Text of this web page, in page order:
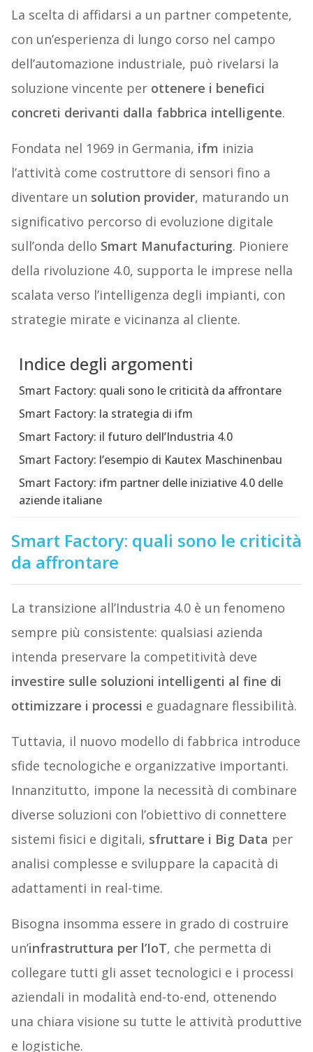
La scelta di affidarsi a un partner competente,
con un’esperienza di lungo corso nel campo
dell’automazione industriale, può rivelarsi la
soluzione vincente per ottenere i benefici
concreti derivanti dalla fabbrica intelligente.
Fondata nel 1969 in Germania, ifm inizia
l’attività come costruttore di sensori fino a
diventare un solution provider, maturando un
significativo percorso di evoluzione digitale
sull’onda dello Smart Manufacturing. Pioniere
della rivoluzione 4.0, supporta le imprese nella
scalata verso l’intelligenza degli impianti, con
strategie mirate e vicinanza al cliente.
Indice degli argomenti
Smart Factory: quali sono le criticità da affrontare
Smart Factory: la strategia di ifm
Smart Factory: il futuro dell’Industria 4.0
Smart Factory: l’esempio di Kautex Maschinenbau
Smart Factory: ifm partner delle iniziative 4.0 delle
aziende italiane
Smart Factory: quali sono le criticità
da affrontare
La transizione all’Industria 4.0 è un fenomeno
sempre più consistente: qualsiasi azienda
intenda preservare la competitività deve
investire sulle soluzioni intelligenti al fine di
ottimizzare i processi e guadagnare flessibilità.
Tuttavia, il nuovo modello di fabbrica introduce
sfide tecnologiche e organizzative importanti.
Innanzitutto, impone la necessità di combinare
diverse soluzioni con l’obiettivo di connettere
sistemi fisici e digitali, sfruttare i Big Data per
analisi complesse e sviluppare la capacità di
adattamenti in real-time.
Bisogna insomma essere in grado di costruire
un’infrastruttura per l’IoT, che permetta di
collegare tutti gli asset tecnologici e i processi
aziendali in modalità end-to-end, ottenendo
una chiara visione su tutte le attività produttive
e logistiche.